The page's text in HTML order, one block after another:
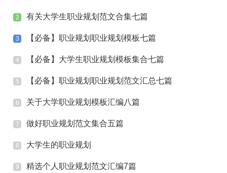
2 有关大学生职业规划范文合集七篇
3 【必备】职业规划职业规划模板七篇
4 【必备】大学生职业规划模板集合七篇
5 【必备】职业规划职业规划范文汇总七篇
6 关于大学职业规划模板汇编八篇
7 做好职业规划范文集合五篇
8 大学生的职业规划
9 精选个人职业规划范文汇编7篇